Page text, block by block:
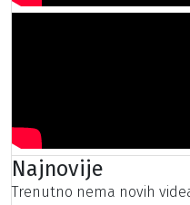
Najnovije
Trenutno nema novih